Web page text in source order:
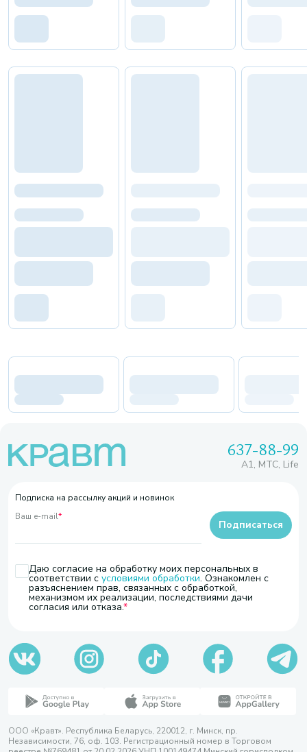
637-88-99
A1, МТС, Life
Подписка на рассылку акций и новинок
Ваш e-mail*
Даю согласие на обработку моих персональных в
соответствии с условиями обработки. Ознакомлен с
разъяснением прав, связанных с обработкой,
механизмом их реализации, последствиями дачи
согласия или отказа.
Подписаться
ООО «Кравт». Республика Беларусь, 220012, г. Минск, пр.
Независимости, 76, оф. 103. Регистрационный номер в Торговом